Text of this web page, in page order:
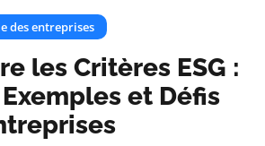
des entreprises
les Critères ESG :
et Défis